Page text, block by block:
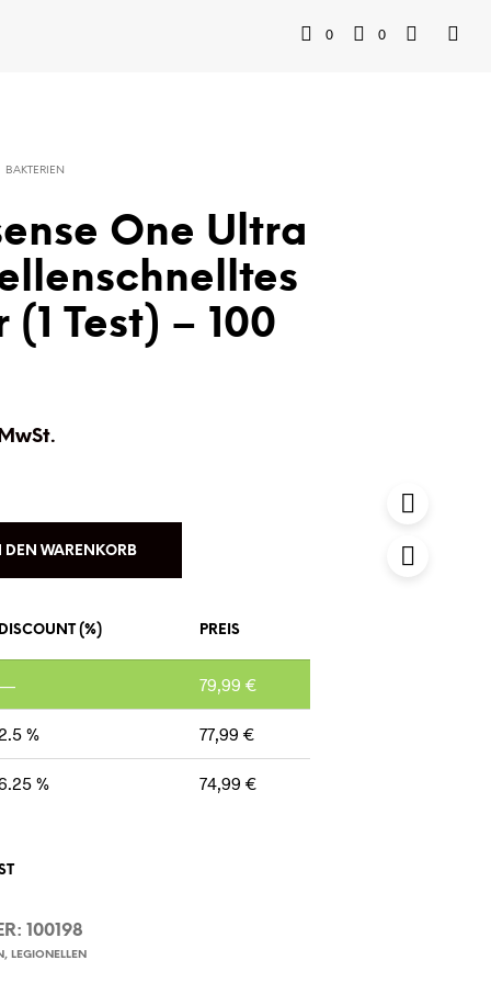
0 0
BAKTERIEN
One Ultra
Test) – 100
DEN WARENKORB
DISCOUNT (%) PREIS
79,99€
% 77,99€
% 74,99€
100198
, LEGIONELLEN